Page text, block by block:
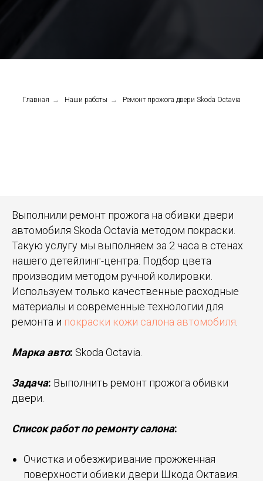
Главная → Наши работы → Ремонт прожога двери Skoda Octavia
Выполнили ремонт прожога на обивки двери
автомобиля Skoda Octavia методом покраски.
Такую услугу мы выполняем за 2 часа в стенах
нашего детейлинг-центра. Подбор цвета
производим методом ручной колировки.
Используем только качественные расходные
материалы и современные технологии для
ремонта и покраски кожи салона автомобиля
Марка авто: Skoda Octavia.
Задача: Выполнить ремонт прожога обивки
двери.
Список работ по ремонту салона:
Очистка и обезжиривание прожженная
поверхности обивки двери Шкода Октавия.